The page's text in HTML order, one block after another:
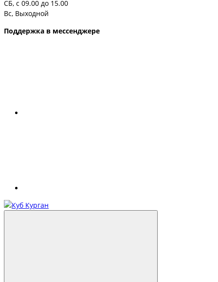
СБ, с 09.00 до 15.00
Вс, Выходной
Поддержка в мессенджере